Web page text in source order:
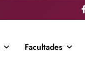
Facultades